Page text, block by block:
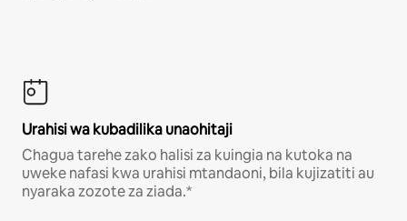
Urahisi wa kubadilika unaohitaji
Chagua tarehe zako halisi za kuingia na kutoka na
uweke nafasi kwa urahisi mtandaoni, bila kujizatiti au
nyaraka zozote za ziada.*